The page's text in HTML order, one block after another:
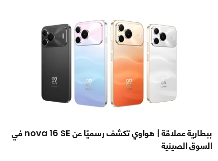
ببطارية عملاقة | هواوي تكشف رسميًا عن nova 16 SE في
السوق الصينية